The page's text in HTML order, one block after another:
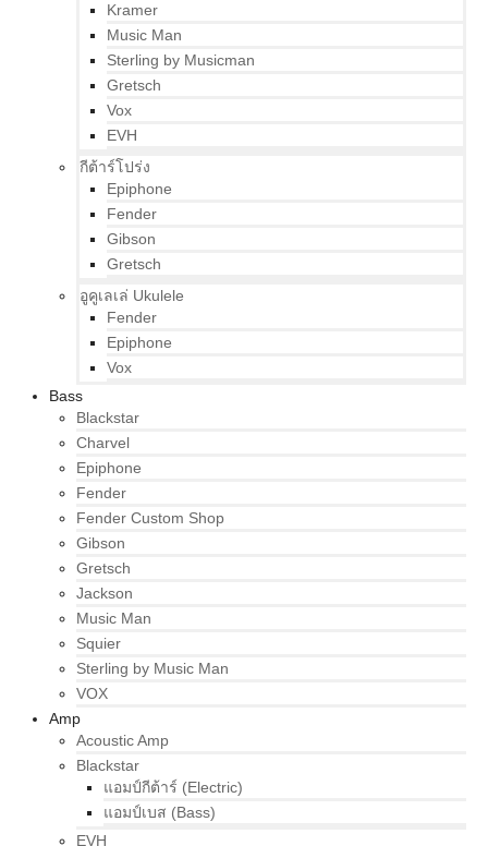
Kramer
Music Man
Sterling by Musicman
Gretsch
Vox
EVH
กีต้าร์โปร่ง
Epiphone
Fender
Gibson
Gretsch
อูคูเลเล่ Ukulele
Fender
Epiphone
Vox
Bass
Blackstar
Charvel
Epiphone
Fender
Fender Custom Shop
Gibson
Gretsch
Jackson
Music Man
Squier
Sterling by Music Man
VOX
Amp
Acoustic Amp
Blackstar
แอมป์กีต้าร์ (Electric)
แอมป์เบส (Bass)
EVH